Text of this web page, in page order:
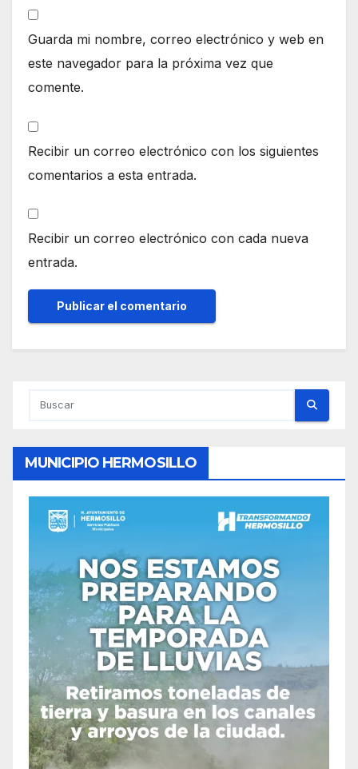
Guarda mi nombre, correo electrónico y web en
este navegador para la próxima vez que
comente.
Recibir un correo electrónico con los siguientes
comentarios a esta entrada.
Recibir un correo electrónico con cada nueva
entrada.
MUNICIPIO HERMOSILLO